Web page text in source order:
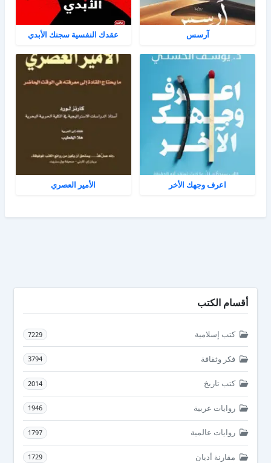
آرسس عقدك النفسية سجنك الأبدي
اعرف وجهك الأخر الأمير العصري
أقسام الكتب
كتب إسلامية 7229
فكر وثقافة 3794
كتب تاريخ 2014
روايات عربية 1946
روايات عالمية 1797
مقارنة أديان 1729